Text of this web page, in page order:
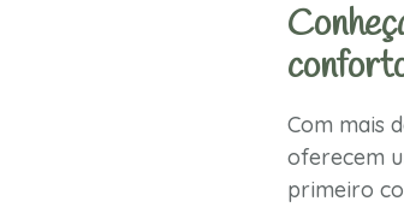
Com mais
oferecem
primeiro